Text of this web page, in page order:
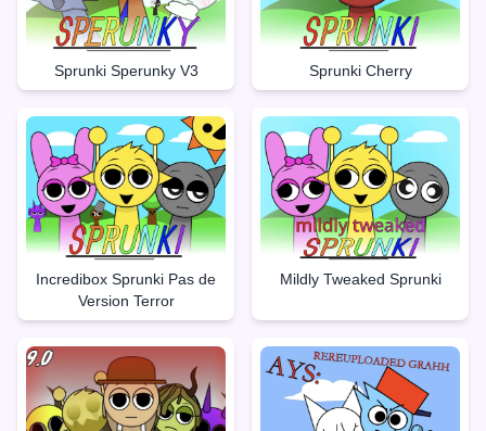
Sprunki Sperunky V3 Sprunki Cherry
Incredibox Sprunki Pas de
Version Terror
Mildly Tweaked Sprunki